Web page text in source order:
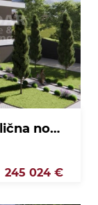
BEZ PROVIZIJE! Sesvete/odlična novogradnja/3soban stan na 1. katu/76,57 m2!!
245 024 €